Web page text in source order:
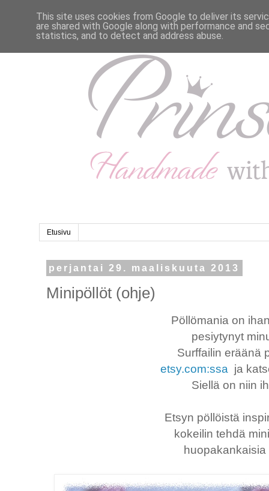
Etusivu
perjantai 29. maaliskuuta 2013
Minipöllöt (ohje)
Pöllömania on
pesiytynyt
Surffailin eräänä
etsy.com:ssa ja
Siellä on niin
Etsyn pöllöistä
kokeilin tehdä
huopakankaisia
This site uses cookies from Google to deliver its
are shared with Google along with performance and
statistics, and to detect and address abuse.